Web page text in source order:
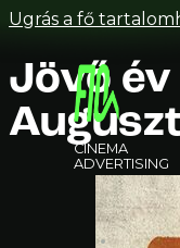
Ugrás a fő
CINEMA
ADVERTISING
Jövő